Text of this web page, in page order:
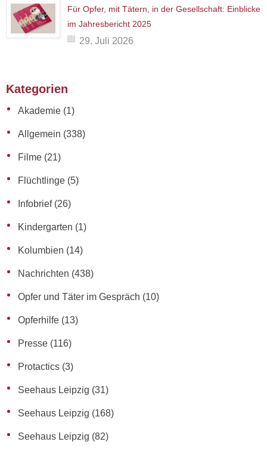
Für Opfer, mit Tätern, in der Gesellschaft: Einblicke
im Jahresbericht 2025
29. Juli 2026
Kategorien
Akademie (1)
Allgemein (338)
Filme (21)
Flüchtlinge (5)
Infobrief(26)
Kindergarten (1)
Kolumbien (14)
Nachrichten (438)
Opfer und Täter im Gespräch (10)
Opferhilfe (13)
Presse (116)
Protactics (3)
Seehaus Leipzig (31)
Seehaus Leipzig (168)
Seehaus Leipzig (82)